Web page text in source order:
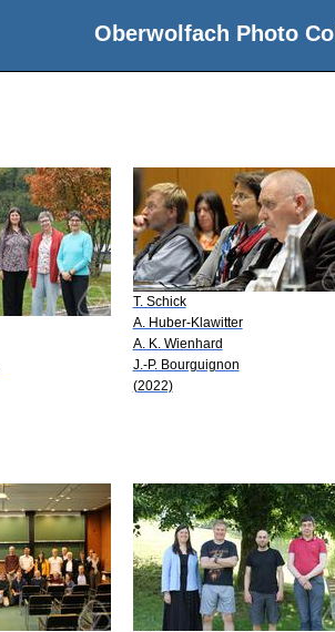
Oberwolfach Photo
T. Schick
A. Huber-Klawitter
A. K. Wienhard
J.-P. Bourguignon
(2022)